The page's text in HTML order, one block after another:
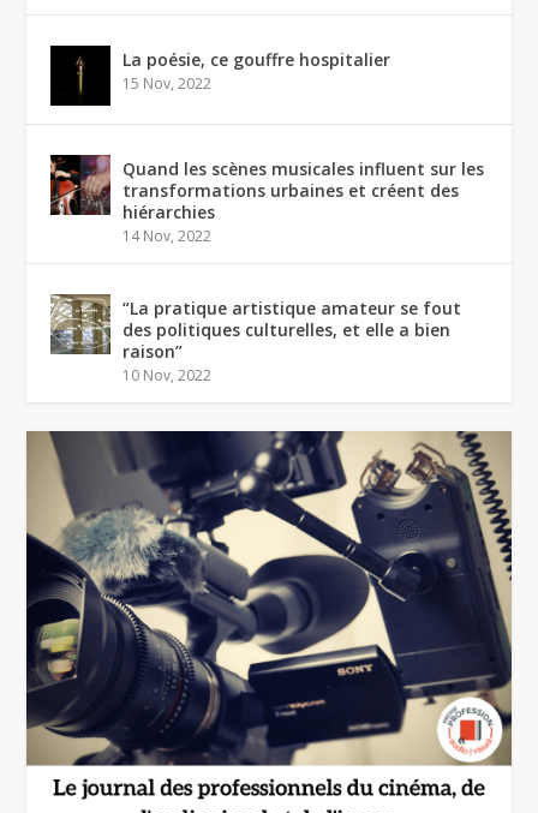
La poésie, ce gouffre hospitalier
15 Nov, 2022
Quand les scènes musicales influent sur les
transformations urbaines et créent des
hiérarchies
14 Nov, 2022
“La pratique artistique amateur se fout
des politiques culturelles, et elle a bien
raison”
10 Nov, 2022